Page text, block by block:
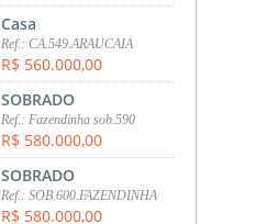
Casa
Ref.: CA.549.ARAUCAIA
R$ 560.000,00
SOBRADO
Ref.: Fazendinha sob.590
R$ 580.000,00
SOBRADO
Ref.: SOB.600.FAZENDINHA
R$ 580.000,00